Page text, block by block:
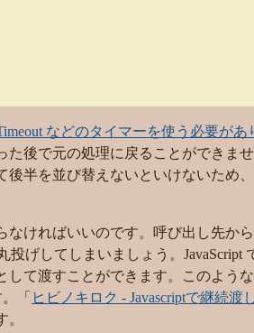
などのタイマーを使う必要があ
た後で元の処理に戻ることができま
後半を並び替えないといけないため
ければいいのです。呼び出し先か
げしてしまいましょう。JavaScript
て渡すことができます。このよう
「 ヒビノキロク - Javascriptで継続渡